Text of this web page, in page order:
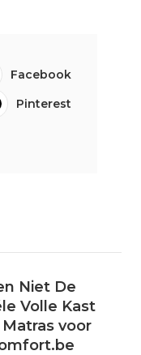
Facebook
Pinterest
Niet De
Volle Kast
voor